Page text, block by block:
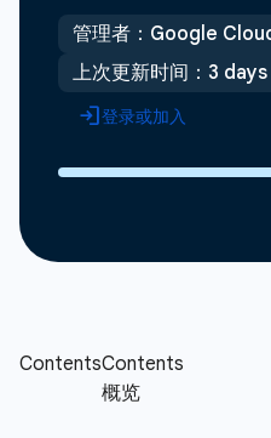
管理者：Google
上次更新时间：3 days
登录或加入